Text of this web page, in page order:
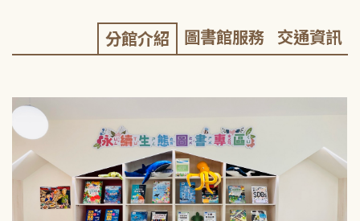
分館介紹 圖書館服務 交通資訊